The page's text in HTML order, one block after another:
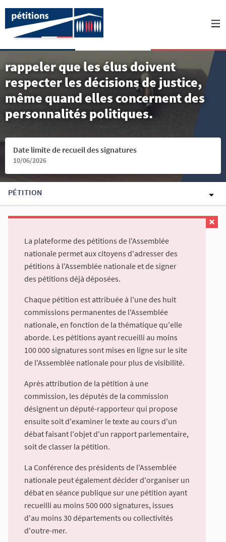
rappeler que les élus doivent
respecter les décisions de justice,
même quand elles concernent des
personnalités politiques.
Date limite de recueil des signatures
10/06/2026
PÉTITION
La plateforme des pétitions de l'Assemblée
nationale permet aux citoyens d'adresser des
pétitions à l'Assemblée nationale et de signer
des pétitions déjà déposées.
Chaque pétition est attribuée à l'une des huit
commissions permanentes de l'Assemblée
nationale, en fonction de la thématique qu'elle
aborde. Les pétitions ayant recueilli au moins
100 000 signatures sont mises en ligne sur le site
de l'Assemblée nationale pour plus de visibilité.
Après attribution de la pétition à une
commission, les députés de la commission
désignent un député-rapporteur qui propose
ensuite soit d'examiner le texte au cours d'un
débat faisant l'objet d'un rapport parlementaire,
soit de classer la pétition.
La Conférence des présidents de l'Assemblée
nationale peut également décider d'organiser un
débat en séance publique sur une pétition ayant
recueilli au moins 500 000 signatures, issues
d'au moins 30 départements ou collectivités
d'outre-mer.